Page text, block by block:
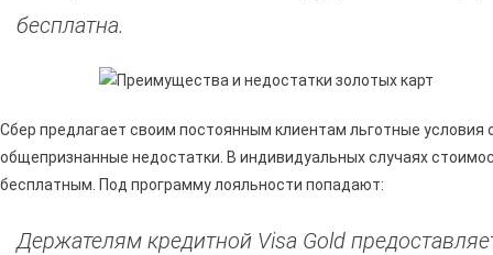
бесплатна.
Сбер предлагает своим постоянным клиентам льготные
общепризнанные недостатки. В индивидуальных случаях
бесплатным. Под программу лояльности попадают:
Держателям кредитной Visa Gold